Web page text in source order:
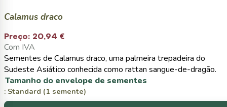
Calamus draco
Preço: 20,94 €
Com IVA
Sementes de Calamus draco, uma palmeira trepadeira do
Sudeste Asiático conhecida como rattan sangue-de-dragão.
Tamanho do envelope de sementes
: Standard (1 semente)